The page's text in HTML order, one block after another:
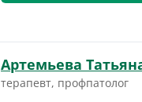
Артемьева
терапевт, профпатолог